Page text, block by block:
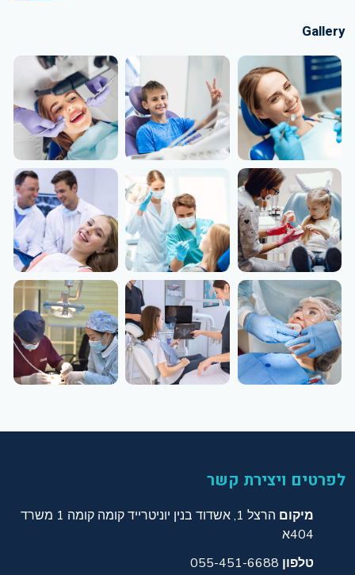
Gallery
לפרטים ויצירת קשר
מיקום
הרצל 1, אשדוד בנין יוניטרייד קומה קומה 1 משרד
404א
טלפון 055-451-6688